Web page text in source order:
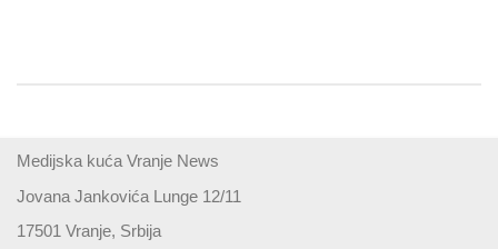
Medijska kuća Vranje News
Jovana Jankovića Lunge 12/11
17501 Vranje, Srbija